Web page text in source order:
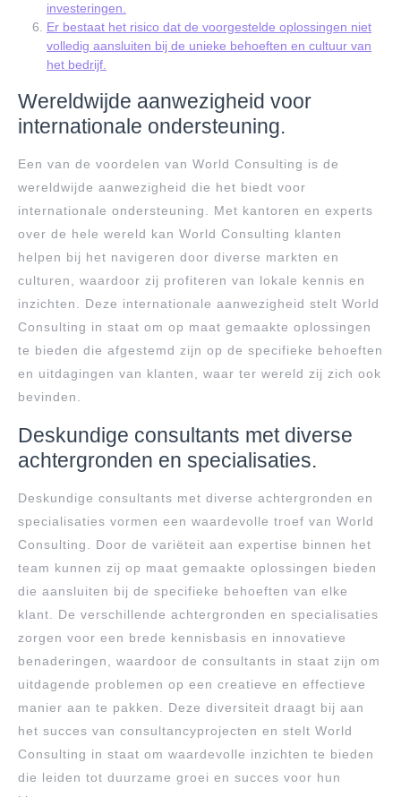
investeringen.
Er bestaat het risico dat de voorgestelde oplossingen niet
volledig aansluiten bij de unieke behoeften en cultuur van
het bedrijf.
Wereldwijde aanwezigheid voor
internationale ondersteuning.
Een van de voordelen van World Consulting is de
wereldwijde aanwezigheid die het biedt voor
internationale ondersteuning. Met kantoren en experts
over de hele wereld kan World Consulting klanten
helpen bij het navigeren door diverse markten en
culturen, waardoor zij profiteren van lokale kennis en
inzichten. Deze internationale aanwezigheid stelt World
Consulting in staat om op maat gemaakte oplossingen
te bieden die afgestemd zijn op de specifieke behoeften
en uitdagingen van klanten, waar ter wereld zij zich ook
bevinden.
Deskundige consultants met diverse
achtergronden en specialisaties.
Deskundige consultants met diverse achtergronden en
specialisaties vormen een waardevolle troef van World
Consulting. Door de variëteit aan expertise binnen het
team kunnen zij op maat gemaakte oplossingen bieden
die aansluiten bij de specifieke behoeften van elke
klant. De verschillende achtergronden en specialisaties
zorgen voor een brede kennisbasis en innovatieve
benaderingen, waardoor de consultants in staat zijn om
uitdagende problemen op een creatieve en effectieve
manier aan te pakken. Deze diversiteit draagt bij aan
het succes van consultancyprojecten en stelt World
Consulting in staat om waardevolle inzichten te bieden
die leiden tot duurzame groei en succes voor hun